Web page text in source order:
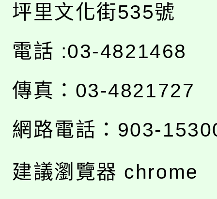
坪里文化街535號
電話 :03-4821468
傳真：03-4821727
網路電話：903-
建議瀏覽器 chrome